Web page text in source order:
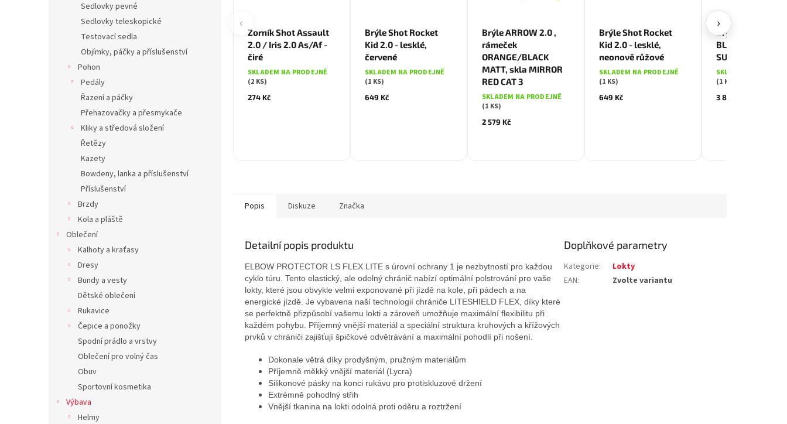
Sedlovky pevné
Sedlovky teleskopické
Testovací sedla
Objímky, páčky a příslušenství
Pohon
Pedály
Řazení a páčky
Přehazovačky a přesmykače
Kliky a středová složení
Řetězy
Kazety
Bowdeny, lanka a příslušenství
Příslušenství
Brzdy
Kola a pláště
Oblečení
Kalhoty a kraťasy
Dresy
Bundy a vesty
Dětské oblečení
Rukavice
Čepice a ponožky
Spodní prádlo a vrstvy
Oblečení pro volný čas
Obuv
Sportovní kosmetika
Výbava
Helmy
‹
Zorník Shot Assault
2.0 / Iris 2.0 As/Af -
čiré
SKLADEM NA PRODEJNĚ
(2 KS)
274 Kč
Brýle Shot Rocket
Kid 2.0 - lesklé,
červené
SKLADEM NA PRODEJNĚ
(1 KS)
649 Kč
Brýle ARROW 2.0 ,
rámeček
ORANGE/BLACK
MATT, skla MIRROR
RED CAT 3
SKLADEM NA PRODEJNĚ
(1 KS)
2 579 Kč
Brýle Shot Rocket
Kid 2.0 - lesklé,
neonově růžové
SKLADEM NA PRODEJNĚ
(1 KS)
649 Kč
Brýle TITAN,
BLACK MATT,
SUPER WHITE
SKLADEM NA
(1 KS)
3 879 Kč
›
Popis Diskuze Značka
Detailní popis produktu
ELBOW PROTECTOR LS FLEX LITE s úrovní ochrany 1 je nezbytností pro každou
cyklo túru. Tento elastický, ale odolný chránič nabízí optimální polstrování pro vaše
lokty, které jsou obvykle velmi exponované při jízdě na kole, při pádech a na
energické jízdě. Je vybavena naší technologií chrániče LITESHIELD FLEX, díky které
se perfektně přizpůsobí vašemu lokti a zároveň umožňuje maximální flexibilitu při
každém pohybu. Příjemný vnější materiál a speciální struktura kruhových a křížových
prvků v chrániči zajišťují špičkové odvětrávání a maximální pohodlí při nošení.
Dokonale větrá díky prodyšným, pružným materiálům
Příjemně měkký vnější materiál (Lycra)
Silikonové pásky na konci rukávu pro protiskluzové držení
Extrémně pohodlný střih
Vnější tkanina na lokti odolná proti oděru a roztržení
Doplňkové parametry
Kategorie:
Lokty
EAN: Zvolte variantu